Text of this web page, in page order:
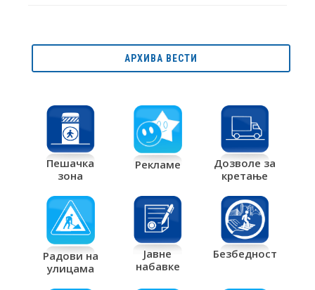
АРХИВА ВЕСТИ
Пешачка
зона
Рекламе
Дозволе за
кретање
Радови на
улицама
Јавне
набавке
Безбедност